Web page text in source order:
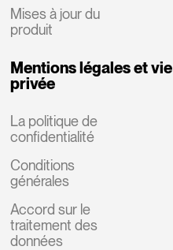
Mises à jour du
produit
Mentions légales et vie
privée
La politique de
confidentialité
Conditions
générales
Accord sur le
traitement des
données